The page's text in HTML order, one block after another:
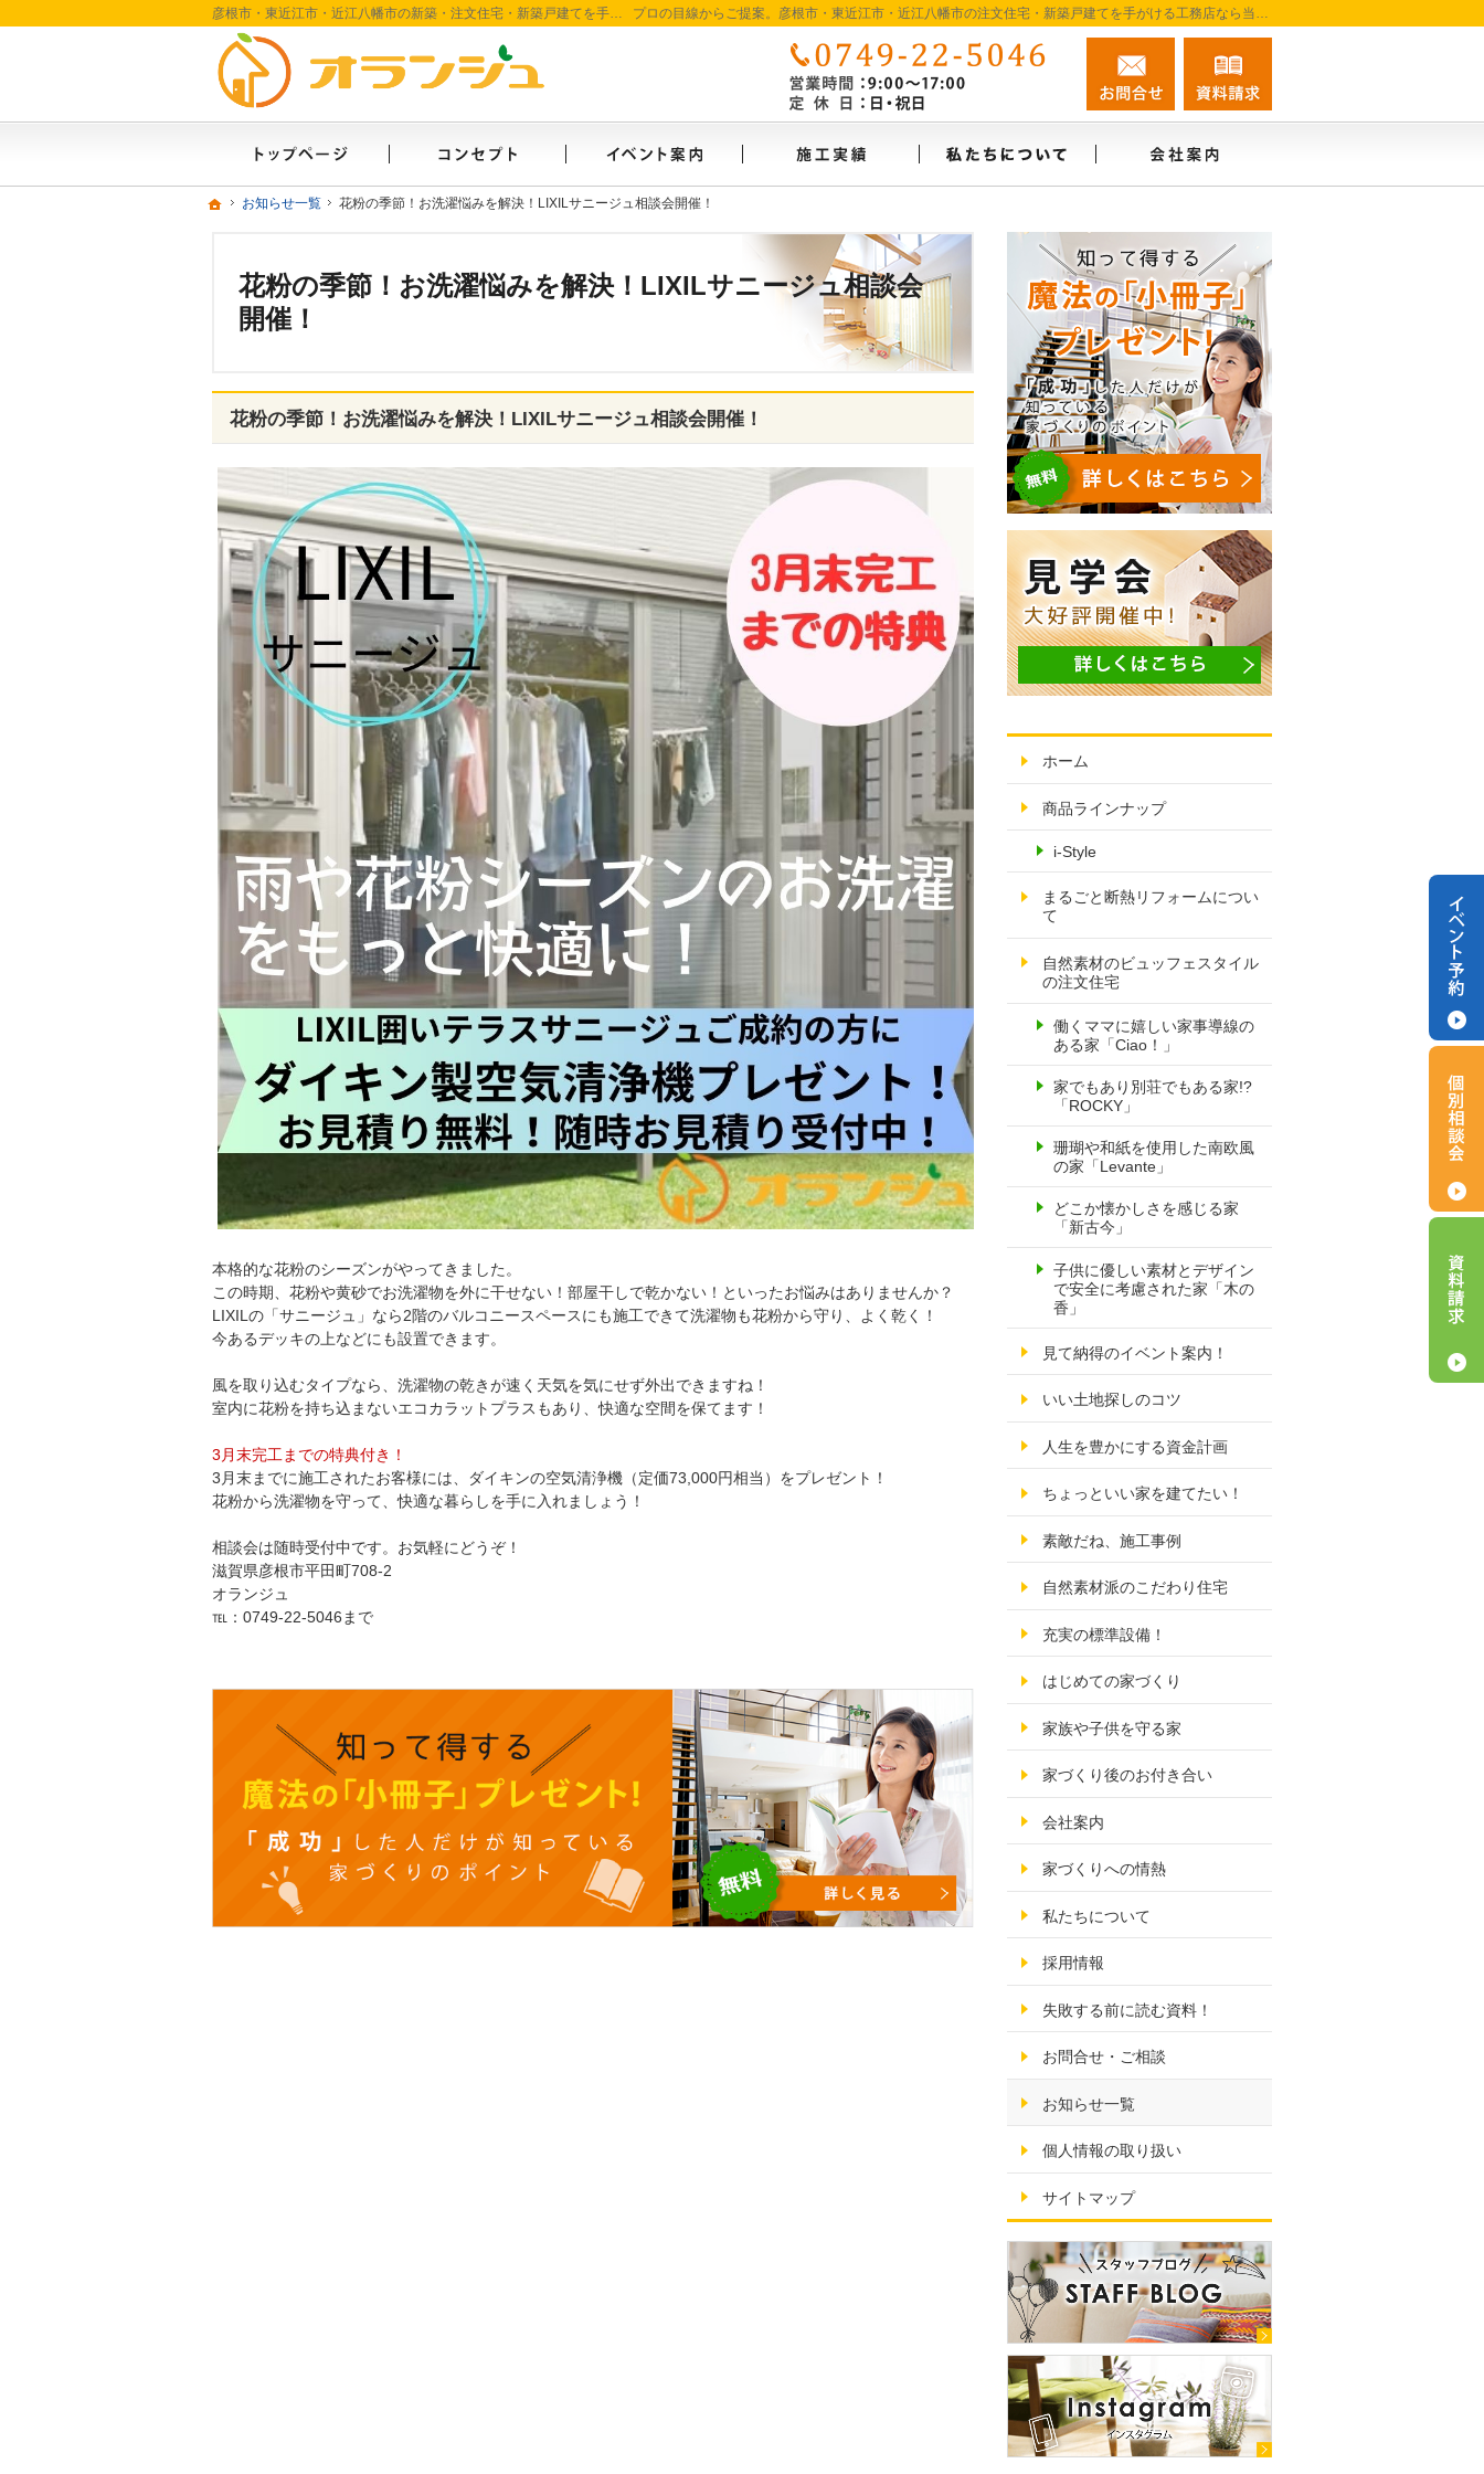
ホーム
お知らせ一覧 花粉の季節！お洗濯悩みを解決！LIXILサニージュ相談会開催！
花粉の季節！お洗濯悩みを解決！LIXILサニージュ相談会
開催！
プロの目線からご提案。彦根市・東近江市・近江八幡市の注文住宅・新築戸建てを手がける工務店なら当社へ。
彦根市・東近江市・近江八幡市の新築・注文住宅・新築戸建てを手がける工務店ならオランジュホーム
花粉の季節！お洗濯悩みを解決！LIXILサニージュ相談会開催！
本格的な花粉のシーズンがやってきました。
この時期、花粉や黄砂でお洗濯物を外に干せない！部屋干しで乾かない！といったお悩みはありませんか？
LIXILの「サニージュ」なら2階のバルコニースペースにも施工できて洗濯物も花粉から守り、よく乾く！
今あるデッキの上などにも設置できます。
風を取り込むタイプなら、洗濯物の乾きが速く天気を気にせず外出できますね！
室内に花粉を持ち込まないエコカラットプラスもあり、快適な空間を保てます！
3月末完工までの特典付き！
3月末までに施工されたお客様には、ダイキンの空気清浄機（定価73,000円相当）をプレゼント！
花粉から洗濯物を守って、快適な暮らしを手に入れましょう！
相談会は随時受付中です。お気軽にどうぞ！
滋賀県彦根市平田町708-2
オランジュ
℡：0749-22-5046まで
ホーム
商品ラインナップ
i-Style
まるごと断熱リフォームについ
て
自然素材のビュッフェスタイル
の注文住宅
働くママに嬉しい家事導線の
ある家「Ciao！」
家でもあり別荘でもある家!?
「ROCKY」
珊瑚や和紙を使用した南欧風
の家「Levante」
どこか懐かしさを感じる家
「新古今」
子供に優しい素材とデザイン
で安全に考慮された家「木の
香」
見て納得のイベント案内！
いい土地探しのコツ
人生を豊かにする資金計画
ちょっといい家を建てたい！
素敵だね、施工事例
自然素材派のこだわり住宅
充実の標準設備！
はじめての家づくり
家族や子供を守る家
家づくり後のお付き合い
会社案内
家づくりへの情熱
私たちについて
採用情報
失敗する前に読む資料！
お問合せ・ご相談
お知らせ一覧
個人情報の取り扱い
サイトマップ
0749-22-5046
営業時間9:00～17:00 定休日：日・祝日
ホーム
お知らせ一覧 花粉の季節！お洗濯悩みを解決！LIXILサニージュ相談会開催！